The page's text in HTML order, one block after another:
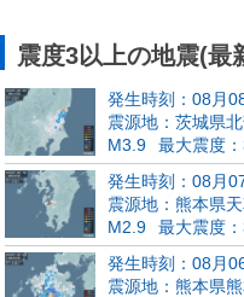
震度3以上の地震(最
発生時刻：08月
震源地：茨城県
M3.9
最大震度
発生時刻：08月
震源地：熊本県
M2.9
最大震度
発生時刻：08月
震源地：熊本県